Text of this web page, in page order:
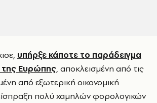
υπήρξε κάποτε το παράδειγμα
Ευρώπης, αποκλεισμένη από τις
από εξωτερική οικονομική
πολύ χαμηλών φορολογικών